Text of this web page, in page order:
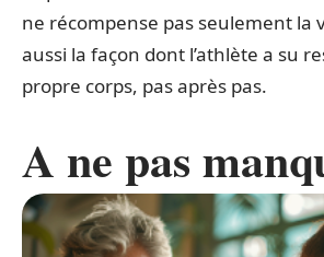
ne récompense pas seulement la
aussi la façon dont l’athlète a su
propre corps, pas après pas.
A ne pas